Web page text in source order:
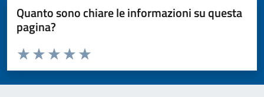
Quanto sono chiare le informazioni su questa
pagina?
Valuta da 1 a 5 stelle la pagina
Valuta 5 stelle su 5
Valuta 4 stelle su 5
Valuta 3 stelle su 5
Valuta 2 stelle su 5
Valuta 1 stelle su 5